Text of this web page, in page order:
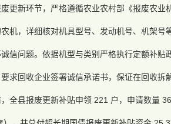
更新环节，严格遵循农业农村部《报废农
机，详细核对机具型号、发动机号、机架
信问题。依据机型与类别严格执行定额补
求回收企业签署诚信承诺书，保证在回收拆
全县报废更新补贴申领 221 户，申请数量